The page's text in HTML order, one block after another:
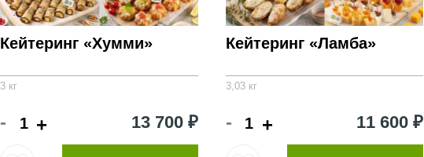
Кейтеринг «Хумми»
3 кг
- + 13 700 ₽
Кейтеринг «Ламба»
3,03 кг
- + 11 600 ₽